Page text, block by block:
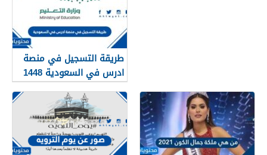
طريقة التسجيل في منصة
ادرس في السعودية 1448